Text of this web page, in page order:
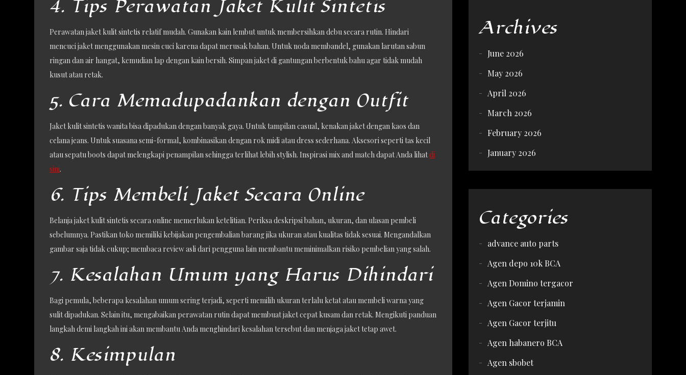
4. Tips Perawatan Jaket Kulit Sintetis
Perawatan jaket kulit sintetis relatif mudah. Gunakan kain lembut untuk membersihkan debu secara rutin. Hindari
mencuci jaket menggunakan mesin cuci karena dapat merusak bahan. Untuk noda membandel, gunakan larutan sabun
ringan dan air hangat, kemudian lap dengan kain bersih. Simpan jaket di gantungan berbentuk bahu agar tidak mudah
kusut atau retak.
5. Cara Memadupadankan dengan Outfit
Jaket kulit sintetis wanita bisa dipadukan dengan banyak gaya. Untuk tampilan casual, kenakan jaket dengan kaos dan
celana jeans. Untuk suasana semi-formal, kombinasikan dengan rok midi atau dress sederhana. Aksesori seperti tas kecil
atau sepatu boots dapat melengkapi penampilan sehingga terlihat lebih stylish. Inspirasi mix and match dapat Anda lihatdi
sini.
6. Tips Membeli Jaket Secara Online
Belanja jaket kulit sintetis secara online memerlukan ketelitian. Periksa deskripsi bahan, ukuran, dan ulasan pembeli
sebelumnya. Pastikan toko memiliki kebijakan pengembalian barang jika ukuran atau kualitas tidak sesuai. Mengandalkan
gambar saja tidak cukup; membaca review asli dari pengguna lain membantu meminimalkan risiko pembelian yang salah.
7. Kesalahan Umum yang Harus Dihindari
Bagi pemula, beberapa kesalahan umum sering terjadi, seperti memilih ukuran terlalu ketat atau membeli warna yang
sulit dipadukan. Selain itu, mengabaikan perawatan rutin dapat membuat jaket cepat kusam dan retak. Mengikuti panduan
langkah demi langkah ini akan membantu Anda menghindari kesalahan tersebut dan menjaga jaket tetap awet.
8. Kesimpulan
Archives
June 2026
May 2026
April 2026
March 2026
February 2026
January 2026
Categories
advance auto parts
Agen depo 10k BCA
Agen Domino tergacor
Agen Gacor terjamin
Agen Gacor terjitu
Agen habanero BCA
Agen sbobet